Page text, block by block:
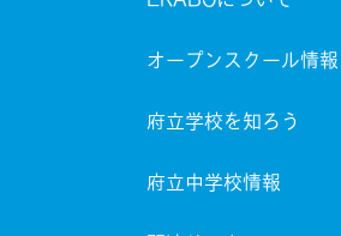
オープンスクール情報
府立学校を知ろう
府立中学校情報